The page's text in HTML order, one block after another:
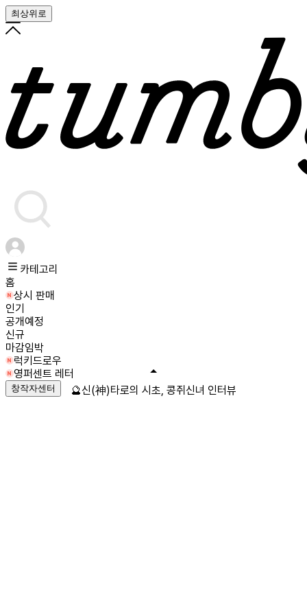
최상위로
카테고리
홈
상시 판매
인기
공개예정
신규
마감임박
럭키드로우
영퍼센트 레터
창작자센터 🔮신(神)타로의 시초, 콩쥐신녀 인터뷰